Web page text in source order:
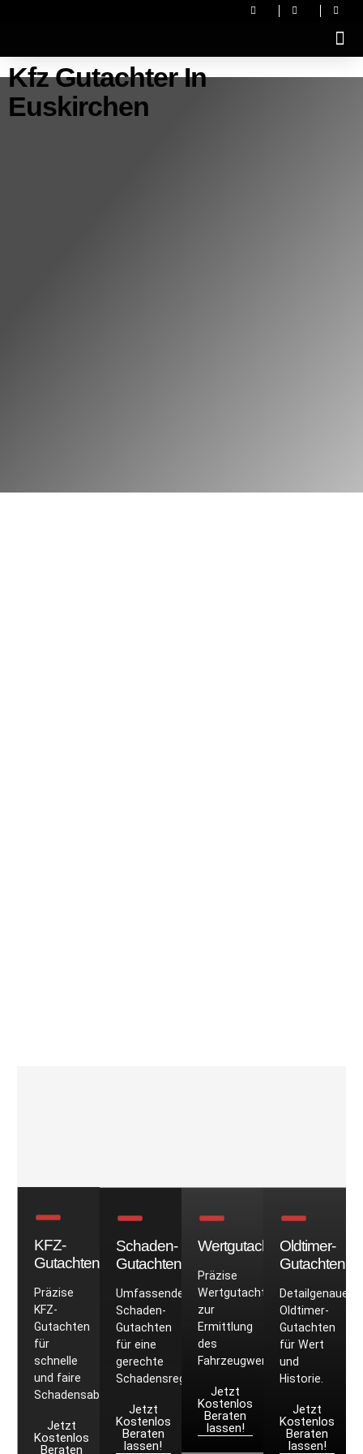
Kfz Gutachter In
Euskirchen
KFZ-
Gutachten
Präzise
KFZ-
Gutachten
für
schnelle
und faire
Schadensabwicklung.
Jetzt
Kostenlos
Beraten
Schaden-
Gutachten
Umfassende
Schaden-
Gutachten
für eine
gerechte
Schadensregulierung.
Jetzt
Kostenlos
Beraten
lassen!
Wertgutachten
Präzise
Wertgutachten
zur
Ermittlung
des
Fahrzeugwerts.
Jetzt
Kostenlos
Beraten
lassen!
Oldtimer-
Gutachten
Detailgenaue
Oldtimer-
Gutachten
für Wert
und
Historie.
Jetzt
Kostenlos
Beraten
lassen!